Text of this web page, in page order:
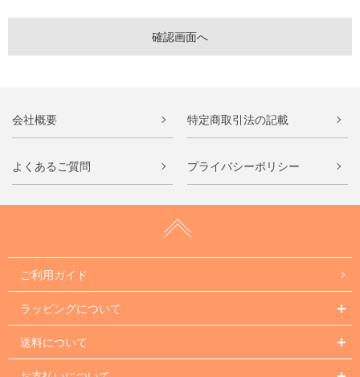
会社概要 特定商取引法の記載
よくあるご質問 プライバシーポリシー
ご利用ガイド
ラッピングについて
送料について